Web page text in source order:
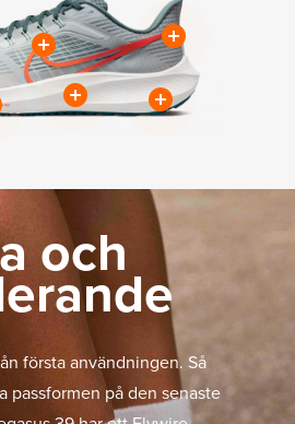
och
första användningen. Så
passformen på den senaste